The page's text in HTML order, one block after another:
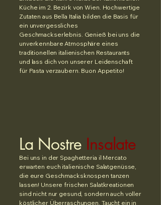
Küche im 2. Bezirk von Wien. Hochwertige
Zutaten aus Bella Italia bilden die Basis für
ein unvergessliches
Geschmackserlebnis. Genieß bei uns die
unverkennbare Atmosphäre eines
traditionellen italienischen Restaurants
und lass dich von unserer Leidenschaft
für Pasta verzaubern. Buon Appetito!
La Nostre Insalate
Bei uns in der Spaghetteria il Mercato
erwarten euch italienische Salatgenüsse,
die eure Geschmacksknospen tanzen
lassen! Unsere frischen Salatkreationen
sind nicht nur gesund, sondern auch voller
köstlicher Überraschungen. Taucht ein in